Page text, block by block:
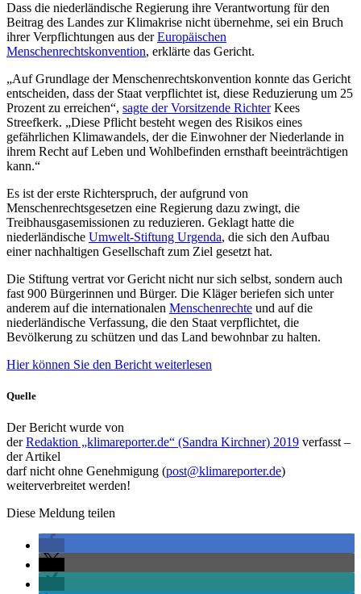
Dass die niederländische Regierung ihre Verantwortung für den
Beitrag des Landes zur Klimakrise nicht übernehme, sei ein Bruch
ihrer Verpflichtungen aus derEuropäischen
Menschenrechtskonvention, erklärte das Gericht.
„Auf Grundlage der Menschenrechtskonvention konnte das Gericht
entscheiden, dass der Staat verpflichtet ist, diese Reduzierung um 25
Prozent zu erreichen“, sagte der Vorsitzende RichterKees
Streefkerk. „Diese Pflicht besteht wegen des Risikos eines
gefährlichen Klimawandels, der die Einwohner der Niederlande in
ihrem Recht auf Leben und Wohlbefinden ernsthaft beeinträchtigen
kann.“
Es ist der erste Richterspruch, der aufgrund von
Menschenrechtsgesetzen eine Regierung dazu zwingt, die
Treibhausgasemissionen zu reduzieren. Geklagt hatte die
niederländische Umwelt-Stiftung Urgenda, die sich den Aufbau
einer nachhaltigen Gesellschaft zum Ziel gesetzt hat.
Die Stiftung vertrat vor Gericht nicht nur sich selbst, sondern auch
fast 900 Bürgerinnen und Bürger. Die Kläger beriefen sich unter
anderem auf die internationalen Menschenrechte und auf die
niederländische Verfassung, die den Staat verpflichtet, die
Bevölkerung zu schützen und das Land bewohnbar zu halten.
Hier können Sie den Bericht weiterlesen
Quelle
Der Bericht wurde von
derRedaktion „klimareporter.de“ (Sandra Kirchner) 2019 verfasst –
der Artikel
darf nicht ohne Genehmigung (post@klimareporter.de)
weiterverbreitet werden!
Diese Meldung teilen